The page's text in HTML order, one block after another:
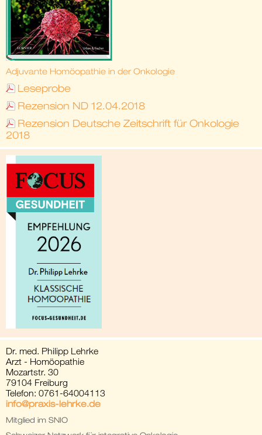
Adjuvante Homöopathie in der Onkologie
Leseprobe
Rezension ND 12.04.2018
Rezension Deutsche Zeitschrift für Onkologie
2018
Dr. med. Philipp Lehrke
Arzt - Homöopathie
Mozartstr. 30
79104 Freiburg
Telefon: 0761-64004113
info@praxis-lehrke.de
Mitglied im SNIO